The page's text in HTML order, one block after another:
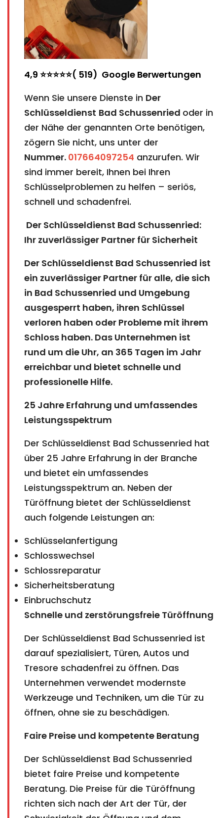
4,9 ⭐⭐⭐⭐⭐( 519) Google Berwertungen
Wenn Sie unsere Dienste in Der
Schlüsseldienst Bad Schussenried oder in
der Nähe der genannten Orte benötigen,
zögern Sie nicht, uns unter der
Nummer. 017664097254 anzurufen. Wir
sind immer bereit, Ihnen bei Ihren
Schlüsselproblemen zu helfen – seriös,
schnell und schadenfrei.
Der Schlüsseldienst Bad Schussenried:
Ihr zuverlässiger Partner für Sicherheit
Der Schlüsseldienst Bad Schussenried ist
ein zuverlässiger Partner für alle, die sich
in Bad Schussenried und Umgebung
ausgesperrt haben, ihren Schlüssel
verloren haben oder Probleme mit ihrem
Schloss haben. Das Unternehmen ist
rund um die Uhr, an 365 Tagen im Jahr
erreichbar und bietet schnelle und
professionelle Hilfe.
25 Jahre Erfahrung und umfassendes
Leistungsspektrum
Der Schlüsseldienst Bad Schussenried hat
über 25 Jahre Erfahrung in der Branche
und bietet ein umfassendes
Leistungsspektrum an. Neben der
Türöffnung bietet der Schlüsseldienst
auch folgende Leistungen an:
Schlüsselanfertigung
Schlosswechsel
Schlossreparatur
Sicherheitsberatung
Einbruchschutz
Schnelle und zerstörungsfreie Türöffnung
Der Schlüsseldienst Bad Schussenried ist
darauf spezialisiert, Türen, Autos und
Tresore schadenfrei zu öffnen. Das
Unternehmen verwendet modernste
Werkzeuge und Techniken, um die Tür zu
öffnen, ohne sie zu beschädigen.
Faire Preise und kompetente Beratung
Der Schlüsseldienst Bad Schussenried
bietet faire Preise und kompetente
Beratung. Die Preise für die Türöffnung
richten sich nach der Art der Tür, der